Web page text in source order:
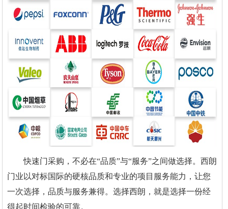
快速门采购，不必在“品质”与“服务”之间做选择。西朗
门业以对标国际的硬核品质和专业的项目服务能力，让您
一次选择，品质与服务兼得。选择西朗，就是选择一份经
得起时间检验的可靠。